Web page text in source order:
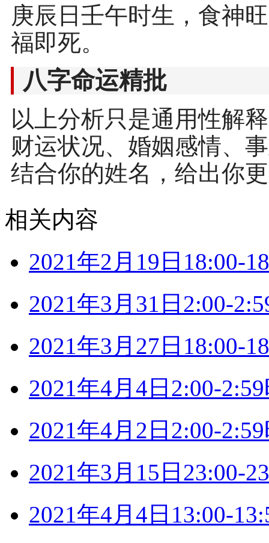
庚辰日壬午时生，食神
福即死。
八字命运精批
以上分析只是通用性解
财运状况、婚姻感情、
结合你的姓名，给出你
相关内容
2021年2月19日18:00-
2021年3月31日2:00-
2021年3月27日18:00-
2021年4月4日2:00-
2021年4月2日2:00-
2021年3月15日23:00-
2021年4月4日13:00-